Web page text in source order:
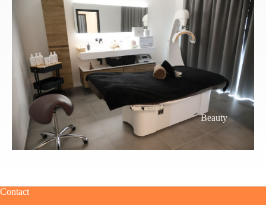
Beauty
Contact